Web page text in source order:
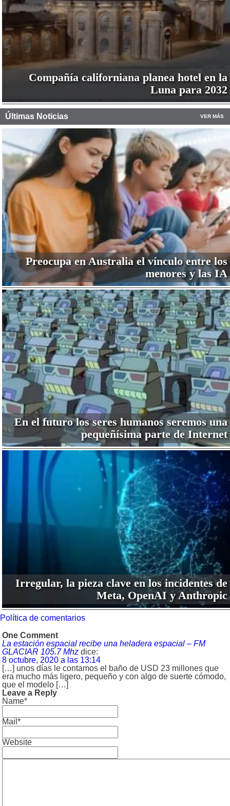
Compañía californiana planea hotel en la
Luna para 2032
Últimas Noticias VER MÁS
Preocupa en Australia el vínculo entre los
menores y las IA
En el futuro los seres humanos seremos una
pequeñísima parte de Internet
Irregular, la pieza clave en los incidentes de
Meta, OpenAI y Anthropic
Política de comentarios
One Comment
La estación espacial recibe una heladera espacial – FM
GLACIAR 105.7 Mhz dice:
8 octubre, 2020 a las 13:14
[…] unos días le contamos el baño de USD 23 millones que
era mucho más ligero, pequeño y con algo de suerte cómodo,
que el modelo […]
Leave a Reply
Name*
Mail*
Website